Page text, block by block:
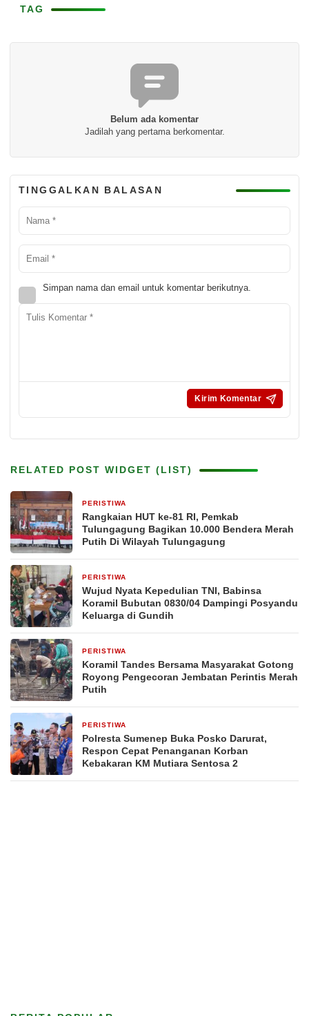
TAG
Belum ada komentar
Jadilah yang pertama berkomentar.
TINGGALKAN BALASAN
Simpan nama dan email untuk komentar berikutnya.
RELATED POST WIDGET (LIST)
PERISTIWA
Rangkaian HUT ke-81 RI, Pemkab
Tulungagung Bagikan 10.000 Bendera Merah
Putih Di Wilayah Tulungagung
PERISTIWA
Wujud Nyata Kepedulian TNI, Babinsa
Koramil Bubutan 0830/04 Dampingi Posyandu
Keluarga di Gundih
PERISTIWA
Koramil Tandes Bersama Masyarakat Gotong
Royong Pengecoran Jembatan Perintis Merah
Putih
PERISTIWA
Polresta Sumenep Buka Posko Darurat,
Respon Cepat Penanganan Korban
Kebakaran KM Mutiara Sentosa 2